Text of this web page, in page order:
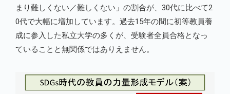
まり難しくない／難しくない」の割合が、30代に比べて2
0代で大幅に増加しています。過去15年の間に初等教員養
成に参入した私立大学の多くが、受験者全員合格となっ
ていることと無関係ではありえません。